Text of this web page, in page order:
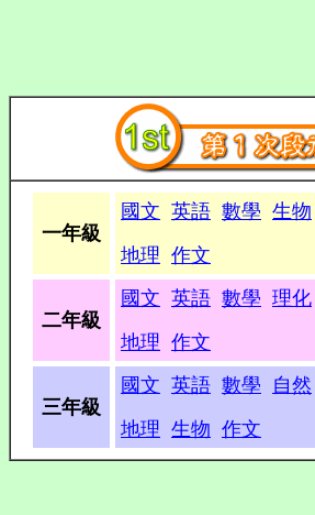
一年級
國文 英語 數學 生物
地理 作文
二年級
國文 英語 數學 理化
地理 作文
三年級
國文 英語 數學 自然
地理 生物 作文